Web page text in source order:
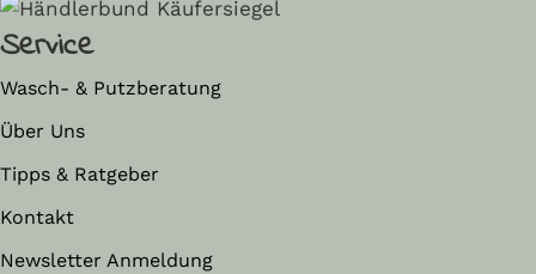
Service
Wasch- & Putzberatung
Über Uns
Tipps & Ratgeber
Kontakt
Newsletter Anmeldung